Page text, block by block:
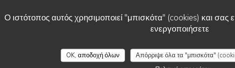
Ο ιστότοπος αυτός χρησιμοποιεί "μπισκότα" (cookies) και σας
ενεργοποιήσετε
OK, αποδοχή όλων Απόρριψε όλα τα "μπισκότα"